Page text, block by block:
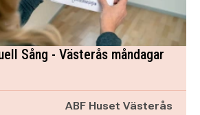
Sång - Västerås måndagar
ABF Huset Västerås